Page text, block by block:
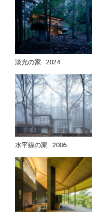
淡光の家 2024
水平線の家 2006